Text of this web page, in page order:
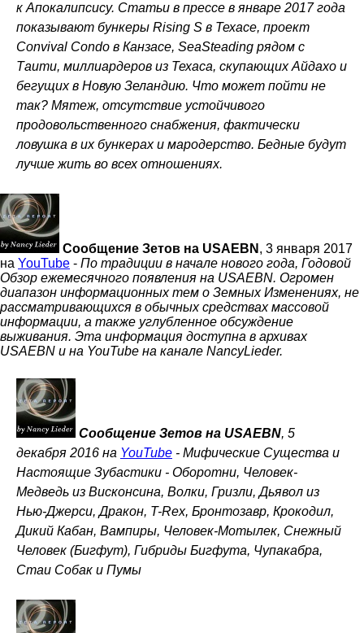
к Апокалипсису. Статьи в прессе в январе 2017 года
показывают бункеры Rising S в Техасе, проект
Convival Condo в Канзасе, SeaSteading рядом с
Таити, миллиардеров из Техаса, скупающих Айдахо и
бегущих в Новую Зеландию. Что может пойти не
так? Мятеж, отсутствие устойчивого
продовольственного снабжения, фактически
ловушка в их бункерах и мародерство. Бедные будут
лучше жить во всех отношениях.
Сообщение Зетов на USAEBN , 3 января 2017
на YouTube - По традиции в начале нового года, Годовой
Обзор ежемесячного появления на USAEBN. Огромен
диапазон информационных тем о Земных Изменениях, не
рассматривающихся в обычных средствах массовой
информации, а также углубленное обсуждение
выживания. Эта информация доступна в архивах
USAEBN и на YouTube на канале NancyLieder.
Сообщение Зетов на USAEBN, 5
декабря 2016 на YouTube - Мифические Существа и
Настоящие Зубастики - Оборотни, Человек-
Медведь из Висконсина, Волки, Гризли, Дьявол из
Нью-Джерси, Дракон, T-Rex, Бронтозавр, Крокодил,
Дикий Кабан, Вампиры, Человек-Мотылек, Снежный
Человек (Бигфут), Гибриды Бигфута, Чупакабра,
Стаи Собак и Пумы